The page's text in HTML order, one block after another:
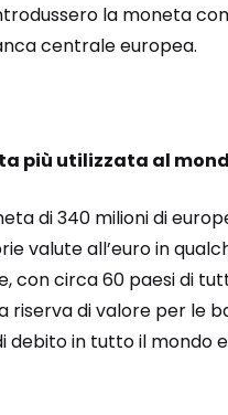
introdussero la moneta
centrale europea.
più utilizzata al
di 340 milioni di
valute all’euro in
con circa 60 paesi di
riserva di valore per le
debito in tutto il